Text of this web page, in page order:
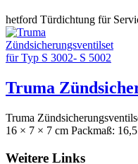
hetford Türdichtung für
Truma
Truma
16 × 7 × 7 cm Packmaß:
Weitere Links